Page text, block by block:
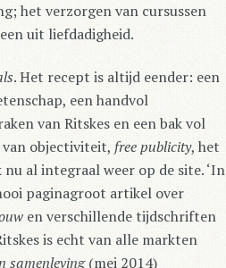
het verzorgen van cursussen
uit liefdadigheid.
. Het recept is altijd eender: een
een handvol
van Ritskes en een bak vol
van objectiviteit, free publicity, het
al integraal weer op de site. ‘In
paginagroot artikel over
en verschillende tijdschriften
is echt van alle markten
samenleving(mei 2014)